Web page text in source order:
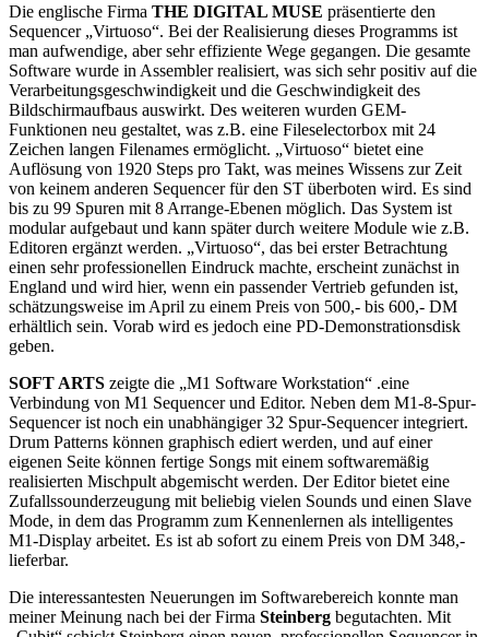
Die englische Firma THE DIGITAL MUSE präsentierte den
Sequencer „Virtuoso“. Bei der Realisierung dieses Programms ist
man aufwendige, aber sehr effiziente Wege gegangen. Die gesamte
Software wurde in Assembler realisiert, was sich sehr positiv auf die
Verarbeitungsgeschwindigkeit und die Geschwindigkeit des
Bildschirmaufbaus auswirkt. Des weiteren wurden GEM-
Funktionen neu gestaltet, was z.B. eine Fileselectorbox mit 24
Zeichen langen Filenames ermöglicht. „Virtuoso“ bietet eine
Auflösung von 1920 Steps pro Takt, was meines Wissens zur Zeit
von keinem anderen Sequencer für den ST überboten wird. Es sind
bis zu 99 Spuren mit 8 Arrange-Ebenen möglich. Das System ist
modular aufgebaut und kann später durch weitere Module wie z.B.
Editoren ergänzt werden. „Virtuoso“, das bei erster Betrachtung
einen sehr professionellen Eindruck machte, erscheint zunächst in
England und wird hier, wenn ein passender Vertrieb gefunden ist,
schätzungsweise im April zu einem Preis von 500,- bis 600,- DM
erhältlich sein. Vorab wird es jedoch eine PD-Demonstrationsdisk
geben.
SOFT ARTS zeigte die „M1 Software Workstation“ .eine
Verbindung von M1 Sequencer und Editor. Neben dem M1-8-Spur-
Sequencer ist noch ein unabhängiger 32 Spur-Sequencer integriert.
Drum Patterns können graphisch ediert werden, und auf einer
eigenen Seite können fertige Songs mit einem softwaremäßig
realisierten Mischpult abgemischt werden. Der Editor bietet eine
Zufallssounderzeugung mit beliebig vielen Sounds und einen Slave
Mode, in dem das Programm zum Kennenlernen als intelligentes
M1-Display arbeitet. Es ist ab sofort zu einem Preis von DM 348,-
lieferbar.
Die interessantesten Neuerungen im Softwarebereich konnte man
meiner Meinung nach bei der Firma Steinberg begutachten. Mit